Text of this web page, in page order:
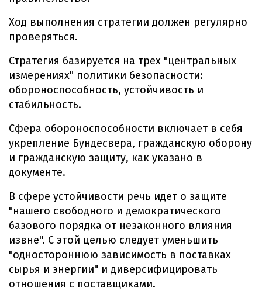
Ход выполнения стратегии должен регулярно
проверяться.
Стратегия базируется на трех "центральных
измерениях" политики безопасности:
обороноспособность, устойчивость и
стабильность.
Сфера обороноспособности включает в себя
укрепление Бундесвера, гражданскую оборону
и гражданскую защиту, как указано в
документе.
В сфере устойчивости речь идет о защите
"нашего свободного и демократического
базового порядка от незаконного влияния
извне". С этой целью следует уменьшить
"одностороннюю зависимость в поставках
сырья и энергии" и диверсифицировать
отношения с поставщиками.